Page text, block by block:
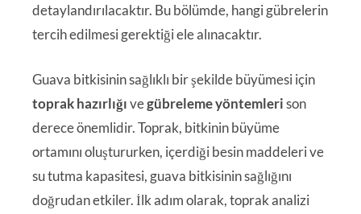
detaylandırılacaktır. Bu bölümde, hangi gübrelerin
tercih edilmesi gerektiği ele alınacaktır.
Guava bitkisinin sağlıklı bir şekilde büyümesi için
toprak hazırlığıvegübreleme yöntemlerison
derece önemlidir. Toprak, bitkinin büyüme
ortamını oluştururken, içerdiği besin maddeleri ve
su tutma kapasitesi, guava bitkisinin sağlığını
doğrudan etkiler. İlk adım olarak, toprak analizi